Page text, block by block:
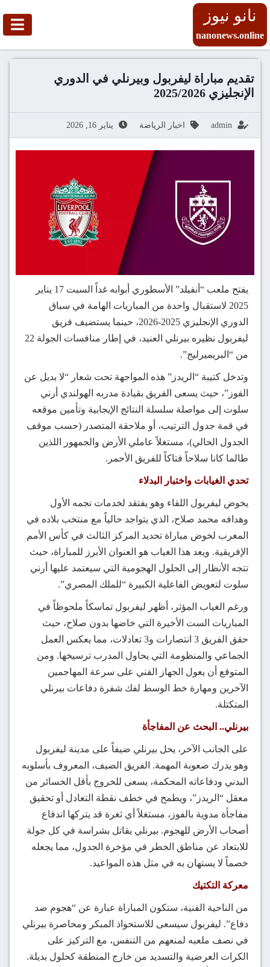
نانو نيوز
nanonews.online
تقديم مباراة ليفربول وبيرنلي في الدوري
الإنجليزي 2025/2026
admin اخبار الرياضة يناير 16, 2026
يفتح ملعب “أنفيلد” الأسطوري أبوابه غداً السبت 17 يناير
2025 لاستقبال واحدة من المباريات الهامة في سباق
الدوري الإنجليزي 2025-2026، حينما يستضيف فريق
ليفربول نظيره بيرنلي العنيد، في إطار منافسات الجولة 22
من “البريميرليج”.
وتدخل كتيبة “الريدز” هذه المواجهة تحت شعار “لا بديل عن
الفوز”، حيث يسعى الفريق بقيادة مدربه الهولندي أرني
سلوت إلى مواصلة سلسلة النتائج الإيجابية وتأمين موقعه
في قمة جدول الترتيب، أو ملاحقة المتصدر (حسب موقف
الجدول الحالي)، مستغلاً عاملي الأرض والجمهور اللذين
طالما كانا سلاحاً فتاكاً للفريق الأحمر.
تحدي الغيابات واختبار البدلاء
يخوض ليفربول اللقاء وهو يفتقد لخدمات نجمه الأول
وهدافه محمد صلاح، الذي يتواجد حالياً مع منتخب بلاده في
المغرب لخوض مباراة تحديد المركز الثالث في كأس الأمم
الإفريقية. ويعد هذا الغياب هو العنوان الأبرز للمباراة، حيث
تتجه الأنظار إلى الحلول الهجومية التي سيعتمد عليها أرني
سلوت لتعويض الفاعلية الكبيرة “للملك المصري”.
ورغم الغياب المؤثر، أظهر ليفربول تماسكاً ملحوظاً في
المباريات الست الأخيرة التي خاضها بدون صلاح، حيث
حقق الفريق 3 انتصارات و3 تعادلات، مما يعكس العمل
الجماعي والمنظومة التي يحاول المدرب ترسيخها. ومن
المتوقع أن يعول الجهاز الفني على سرعة المهاجمين
الآخرين ومهارة خط الوسط لفك شفرة دفاعات بيرنلي
المتكتلة.
بيرنلي.. البحث عن المفاجأة
على الجانب الآخر، يحل بيرنلي ضيفاً على مدينة ليفربول
وهو يدرك صعوبة المهمة. الفريق الضيف، المعروف بأسلوبه
البدني ودفاعاته المحكمة، يسعى للخروج بأقل الخسائر من
معقل “الريدز”، ويطمح في خطف نقطة التعادل أو تحقيق
مفاجأة مدوية بالفوز، مستغلاً أي ثغرة قد يتركها اندفاع
أصحاب الأرض للهجوم. بيرنلي يقاتل بشراسة في كل جولة
للابتعاد عن مناطق الخطر في مؤخرة الجدول، مما يجعله
خصماً لا يستهان به في مثل هذه المواعيد.
معركة التكتيك
من الناحية الفنية، ستكون المباراة عبارة عن “هجوم ضد
دفاع”. ليفربول سيسعى للاستحواذ المبكر ومحاصرة بيرنلي
في نصف ملعبه لمنعهم من التنفس، مع التركيز على
الكرات العرضية والتسديد من خارج المنطقة كحلول بديلة.